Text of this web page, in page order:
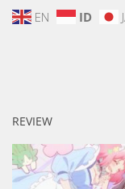
EN ID
REVIEW